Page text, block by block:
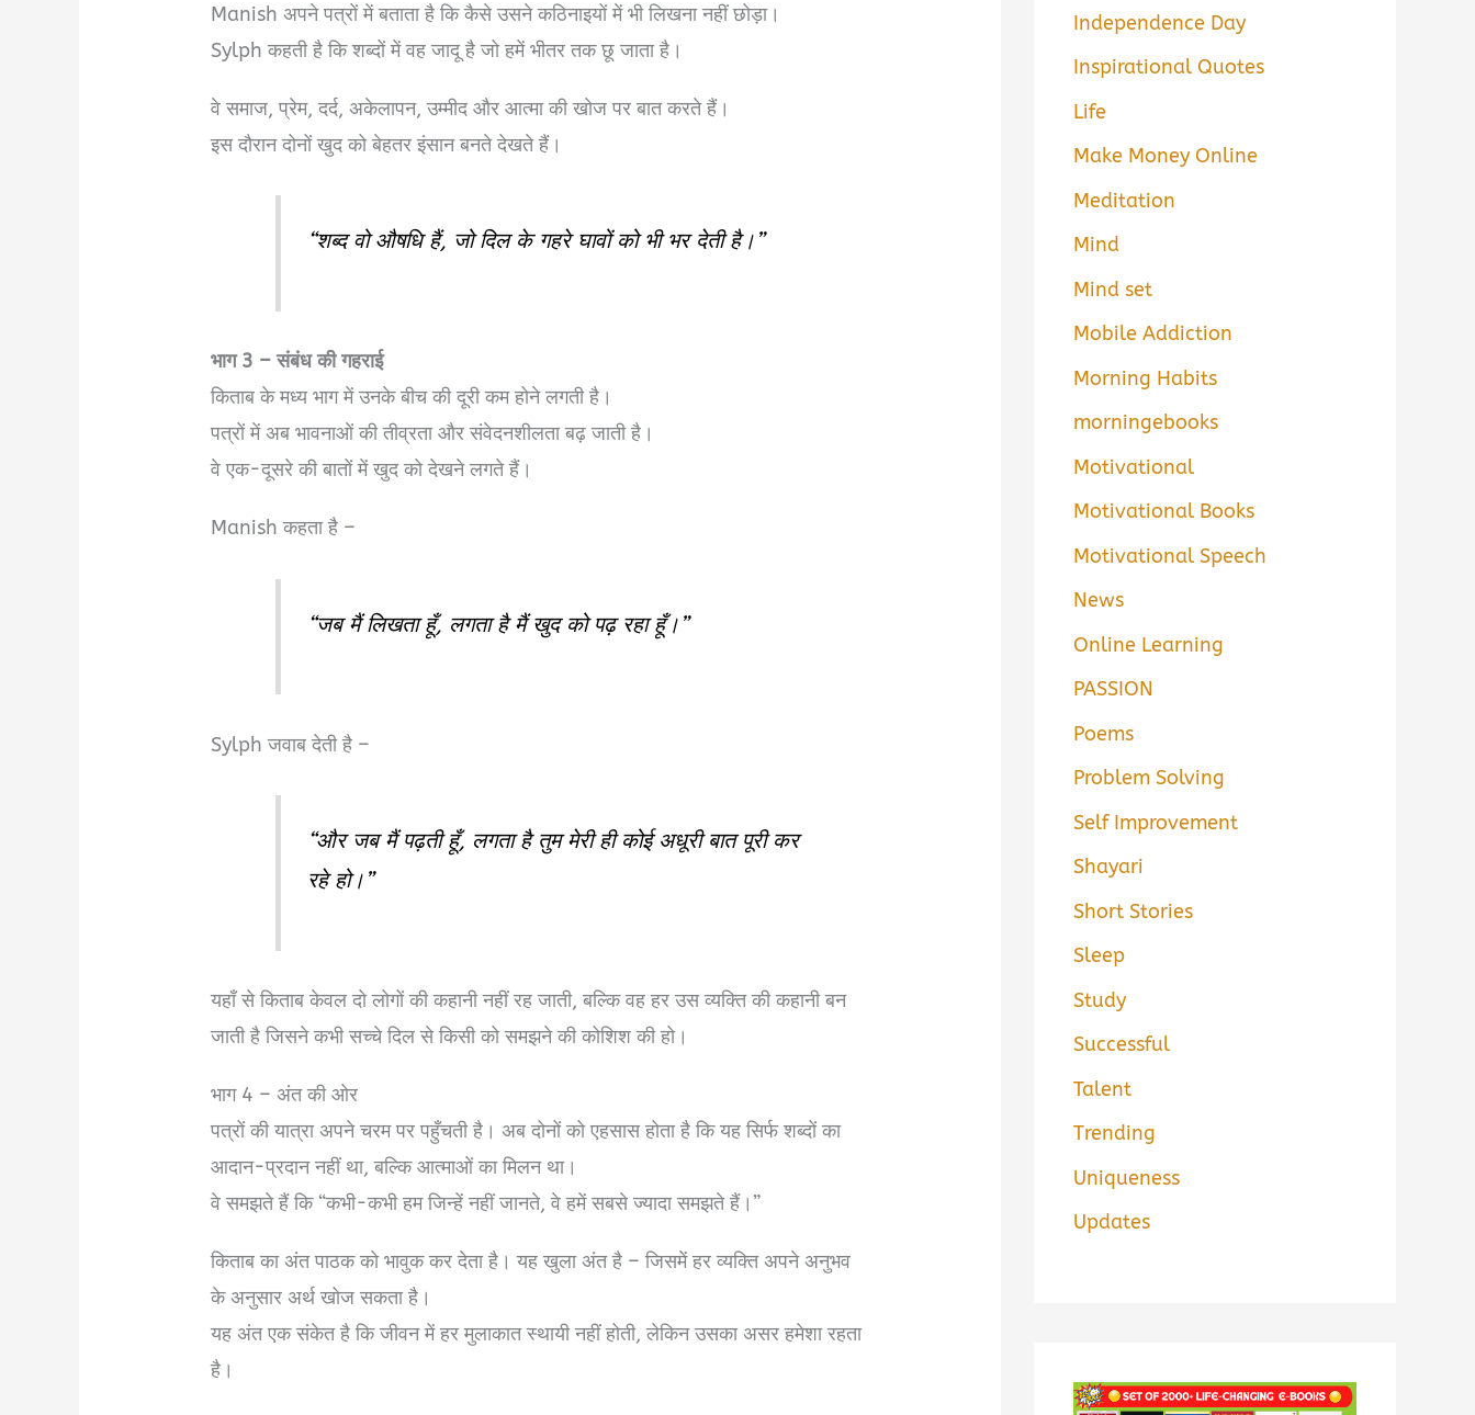
Manish अपने पत्रों में बताता है कि कैसे उसने कठिनाइयों में भी लिखना नहीं छोड़ा।
Sylph कहती है कि शब्दों में वह जादू है जो हमें भीतर तक छू जाता है।
वे समाज, प्रेम, दर्द, अकेलापन, उम्मीद और आत्मा की खोज पर बात करते हैं।
इस दौरान दोनों खुद को बेहतर इंसान बनते देखते हैं।
“शब्द वो औषधि हैं, जो दिल के गहरे घावों को भी भर देती है।”
भाग 3 – संबंध की गहराई
किताब के मध्य भाग में उनके बीच की दूरी कम होने लगती है।
पत्रों में अब भावनाओं की तीव्रता और संवेदनशीलता बढ़ जाती है।
वे एक-दूसरे की बातों में खुद को देखने लगते हैं।
Manish कहता है –
“जब मैं लिखता हूँ, लगता है मैं खुद को पढ़ रहा हूँ।”
Sylph जवाब देती है –
“और जब मैं पढ़ती हूँ, लगता है तुम मेरी ही कोई अधूरी बात पूरी कर
रहे हो।”
यहाँ से किताब केवल दो लोगों की कहानी नहीं रह जाती, बल्कि वह हर उस व्यक्ति की कहानी बन
जाती है जिसने कभी सच्चे दिल से किसी को समझने की कोशिश की हो।
भाग 4 – अंत की ओर
पत्रों की यात्रा अपने चरम पर पहुँचती है। अब दोनों को एहसास होता है कि यह सिर्फ शब्दों का
आदान-प्रदान नहीं था, बल्कि आत्माओं का मिलन था।
वे समझते हैं कि “कभी-कभी हम जिन्हें नहीं जानते, वे हमें सबसे ज्यादा समझते हैं।”
किताब का अंत पाठक को भावुक कर देता है। यह खुला अंत है – जिसमें हर व्यक्ति अपने अनुभव
के अनुसार अर्थ खोज सकता है।
यह अंत एक संकेत है कि जीवन में हर मुलाकात स्थायी नहीं होती, लेकिन उसका असर हमेशा रहता
है।
Independence Day
Inspirational Quotes
Life
Make Money Online
Meditation
Mind
Mind set
Mobile Addiction
Morning Habits
morningebooks
Motivational
Motivational Books
Motivational Speech
News
Online Learning
PASSION
Poems
Problem Solving
Self Improvement
Shayari
Short Stories
Sleep
Study
Successful
Talent
Trending
Uniqueness
Updates